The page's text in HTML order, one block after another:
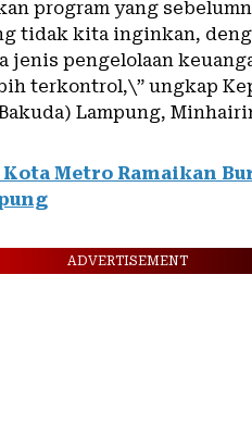
program yang
tidak kita inginkan,
jenis pengelolaan
terkontrol,\” ungkap
Lampung,
Kota Metro Ramaikan
ADVERTISEMENT